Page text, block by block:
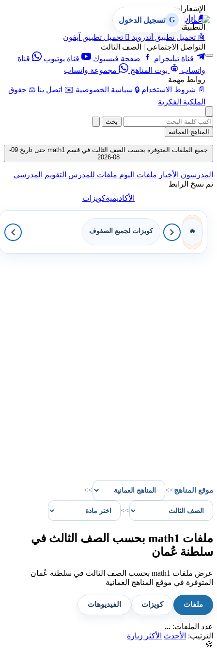
الإشعارات
🔔 إدارة الإشعارات
التطبيقات
🤖 تحميل تطبيق أندرويد  تحميل تطبيق آيفون
التواصل الاجتماعي | الصف الثالث
قناة تيليجرام
صفحة فيسبوك قناة يوتيوب
قناة
واتساب
بوت المناهج
مجموعة واتساب
روابط مهمة
📄 شروط الاستخدام 🔒 سياسة الخصوصية ✉️ اتصل بنا ⚖️ حقوق
الملكية الفكرية
G تسجيل الدخول
بحث
المناهج العمانية
جميع الملفات المتوفرة بحسب الصف الثالث في قسم math1 حتى تاريخ 09-
08-2026
المدرسون الأخبار ملفات اليوم ملفات للمدرس التقويم المدرسي
تم نسخ الرابط
الأكاديميةكويزات
🔥 كويزات لجميع الصفوف
موقع المناهج>>
>>
>>
ملفات math1 بحسب الصف الثالث في
سلطنة عُمان
عرض ملفات math1 بحسب الصف الثالث في سلطنة عُمان
المتوفرة في موقع المناهج العمانية
ملفات كويزات الفيديوهات
عدد الملفات: ...
الترتيب:
الأحدث
الأكثر زيارة
🍪